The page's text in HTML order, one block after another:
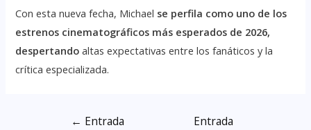
Con esta nueva fecha, Michael se perfila como uno de los
estrenos cinematográficos más esperados de 2026,
despertando altas expectativas entre los fanáticos y la
crítica especializada.
← Entrada
Entrada